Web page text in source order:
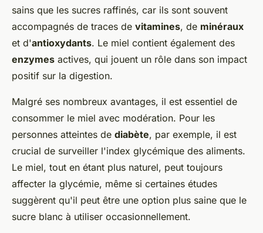
sains que les sucres raffinés, car ils sont souvent
accompagnés de traces de vitamines, de minéraux
et d'antioxydants. Le miel contient également des
enzymes actives, qui jouent un rôle dans son impact
positif sur la digestion.
Malgré ses nombreux avantages, il est essentiel de
consommer le miel avec modération. Pour les
personnes atteintes de diabète, par exemple, il est
crucial de surveiller l'index glycémique des aliments.
Le miel, tout en étant plus naturel, peut toujours
affecter la glycémie, même si certaines études
suggèrent qu'il peut être une option plus saine que le
sucre blanc à utiliser occasionnellement.